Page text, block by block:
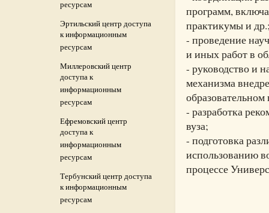
ресурсам
Эртильский центр доступа
к информационным
ресурсам
Миллеровский центр
доступа к
информационным
ресурсам
Ефремовский центр
доступа к
информационным
ресурсам
Тербунский центр доступа
к информационным
ресурсам
программ,
практикумы и
- проведение
и иных работ в
- руководство и
механизма
образовательном
- разработка
вуза;
- подготовка
использованию
процессе